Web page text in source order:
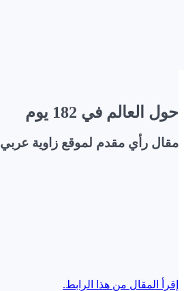
حول العالم في 182 يوم
مقال رأي مقدم لموقع زاوية عربي
إقرأ المقال من هذا الرابط.